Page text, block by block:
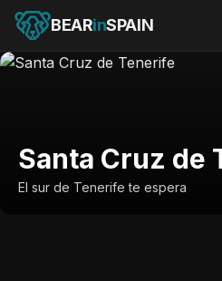
BEARinSPAIN
Santa Cruz de
El sur de Tenerife te espera